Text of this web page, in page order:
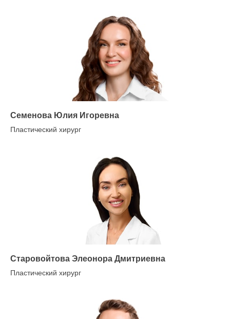
Семенова Юлия Игоревна
Пластический хирург
Старовойтова Элеонора Дмитриевна
Пластический хирург